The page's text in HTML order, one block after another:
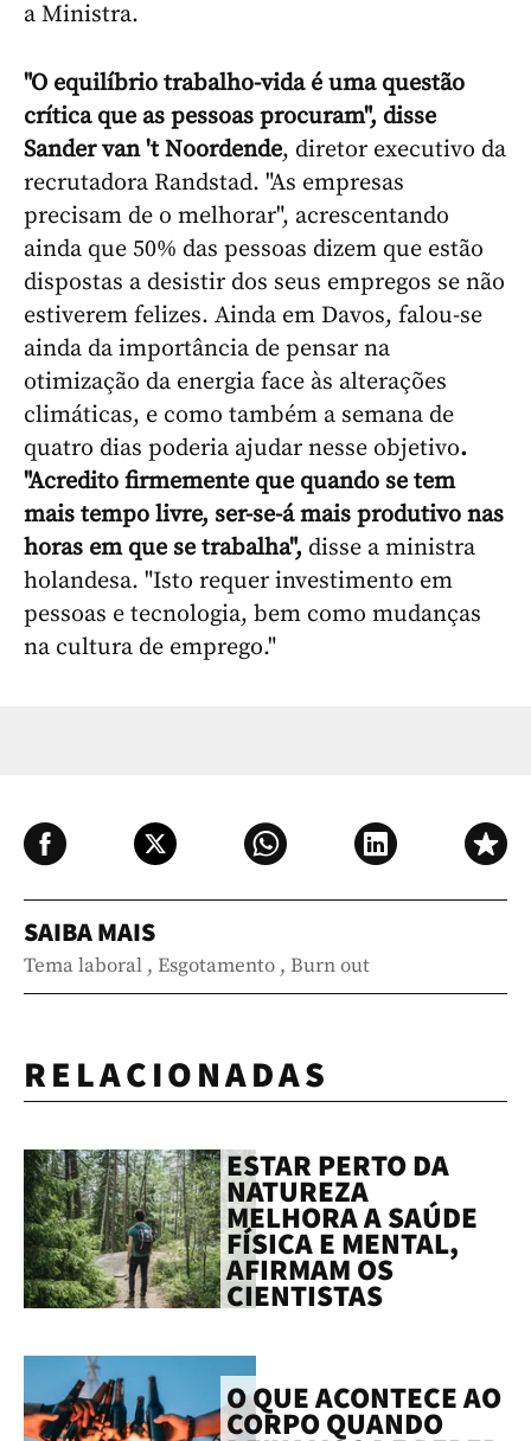
a Ministra.
"O equilíbrio trabalho-vida é uma questão
crítica que as pessoas procuram", disse
Sander van 't Noordende, diretor executivo da
recrutadora Randstad. "As empresas
precisam de o melhorar", acrescentando
ainda que 50% das pessoas dizem que estão
dispostas a desistir dos seus empregos se não
estiverem felizes. Ainda em Davos, falou-se
ainda da importância de pensar na
otimização da energia face às alterações
climáticas, e como também a semana de
quatro dias poderia ajudar nesse objetivo.
"Acredito firmemente que quando se tem
mais tempo livre, ser-se-á mais produtivo nas
horas em que se trabalha", disse a ministra
holandesa. "Isto requer investimento em
pessoas e tecnologia, bem como mudanças
na cultura de emprego."
SAIBA MAIS
Tema laboral , Esgotamento , Burn out
RELACIONADAS
ESTAR PERTO DA
NATUREZA
MELHORA A SAÚDE
FÍSICA E MENTAL,
AFIRMAM OS
CIENTISTAS
O QUE ACONTECE AO
CORPO QUANDO